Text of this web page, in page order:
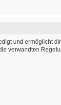
und ermöglicht
verwandten